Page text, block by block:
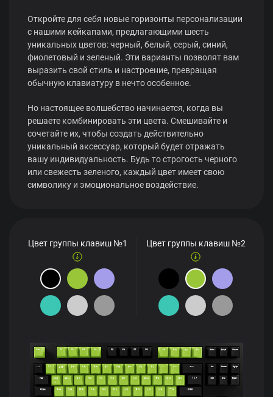
Откройте для себя новые горизонты персонализации
с нашими кейкапами, предлагающими шесть
уникальных цветов: черный, белый, серый, синий,
фиолетовый и зеленый. Эти варианты позволят вам
выразить свой стиль и настроение, превращая
обычную клавиатуру в нечто особенное.
Но настоящее волшебство начинается, когда вы
решаете комбинировать эти цвета. Смешивайте и
сочетайте их, чтобы создать действительно
уникальный аксессуар, который будет отражать
вашу индивидуальность. Будь то строгость черного
или свежесть зеленого, каждый цвет имеет свою
символику и эмоциональное воздействие.
Цвет группы клавиш №1 Цвет группы клавиш №2